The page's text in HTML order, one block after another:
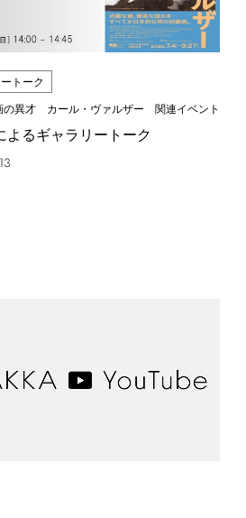
トーク
の異才 カール・ヴァルザー 関連イベント
よるギャラリートーク